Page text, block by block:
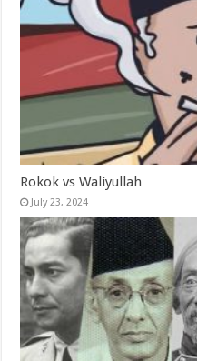
Rokok vs Waliyullah
July 23, 2024